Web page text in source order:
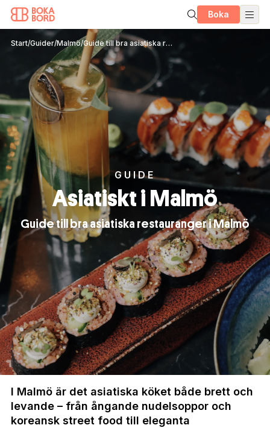
Boka
Start/Guider/Malmö/ Guide till bra asiatiska restauranger i Malmö
GUIDE
Asiatiskt i Malmö
Guide till bra asiatiska restauranger i Malmö
I Malmö är det asiatiska köket både brett och
levande – från ångande nudelsoppor och
koreansk street food till eleganta